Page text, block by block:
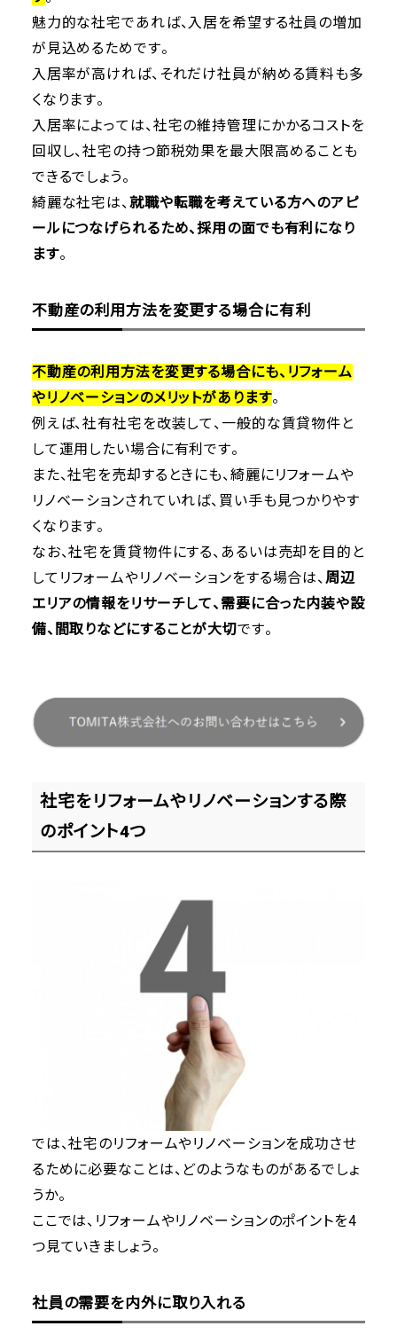
魅力的な社宅であれば、入居を希望する社員の増加
が見込めるためです。
入居率が高ければ、それだけ社員が納める賃料も多
くなります。
入居率によっては、社宅の維持管理にかかるコストを
回収し、社宅の持つ節税効果を最大限高めることも
できるでしょう。
綺麗な社宅は、就職や転職を考えている方へのアピ
ールにつなげられるため、採用の面でも有利になり
ます。
不動産の利用方法を変更する場合に有利
不動産の利用方法を変更する場合にも、リフォーム
やリノベーションのメリットがあります。
例えば、社有社宅を改装して、一般的な賃貸物件と
して運用したい場合に有利です。
また、社宅を売却するときにも、綺麗にリフォームや
リノベーションされていれば、買い手も見つかりやす
くなります。
なお、社宅を賃貸物件にする、あるいは売却を目的と
してリフォームやリノベーションをする場合は、周辺
エリアの情報をリサーチして、需要に合った内装や設
備、間取りなどにすることが大切です。
社宅をリフォームやリノベーションする際
のポイント4つ
では、社宅のリフォームやリノベーションを成功させ
るために必要なことは、どのようなものがあるでしょ
うか。
ここでは、リフォームやリノベーションのポイントを4
つ見ていきましょう。
社員の需要を内外に取り入れる